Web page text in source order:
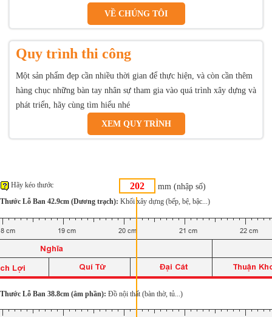
VỀ CHÚNG TÔI
Quy trình thi công
Một sản phẩm đẹp cần nhiều thời gian để thực hiện, và còn cần thêm
hàng chục những bàn tay nhân sự tham gia vào quá trình xây dựng và
phát triển, hãy cùng tìm hiểu nhé
XEM QUY TRÌNH
mm (nhập số)
Hãy kéo thước
Thước Lỗ Ban 42.9cm (Dương trạch): Khối xây dựng (bếp, bệ, bậc...)
Thước Lỗ Ban 38.8cm (âm phần): Đồ nội thất (bàn thờ, tủ...)